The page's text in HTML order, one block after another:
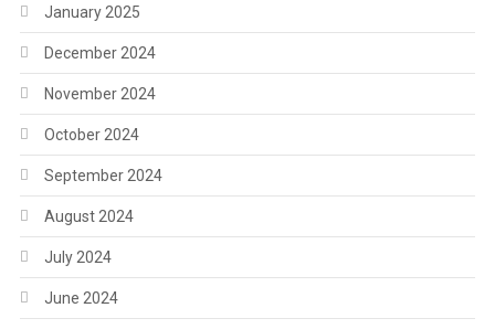
January 2025
December 2024
November 2024
October 2024
September 2024
August 2024
July 2024
June 2024